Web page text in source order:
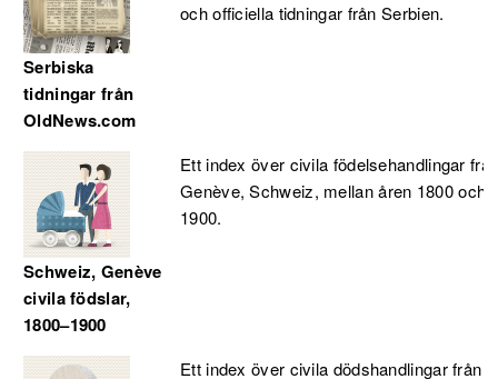
Serbiska
tidningar från
OldNews.com
och officiella tidningar från Serbien.
Schweiz, Genève
civila födslar,
1800–1900
Ett index över civila födelsehandlingar
Genève, Schweiz, mellan åren 1800 och
1900.
Ett index över civila dödshandlingar från